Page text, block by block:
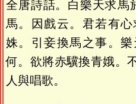
全唐詩話。白樂天求馬
馬。因戲云。君若有
姝。引妾換馬之事。
何。欲將赤驥換青娥。
人與唱歌。